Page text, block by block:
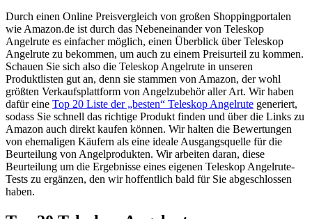
Durch einen Online Preisvergleich von großen Shoppingportalen
wie Amazon.de ist durch das Nebeneinander von Teleskop
Angelrute es einfacher möglich, einen Überblick über Teleskop
Angelrute zu bekommen, um auch zu einem Preisurteil zu kommen.
Schauen Sie sich also die Teleskop Angelrute in unseren
Produktlisten gut an, denn sie stammen von Amazon, der wohl
größten Verkaufsplattform von Angelzubehör aller Art. Wir haben
dafür eine Top 20 Liste der „besten“ Teleskop Angelrute generiert,
sodass Sie schnell das richtige Produkt finden und über die Links zu
Amazon auch direkt kaufen können. Wir halten die Bewertungen
von ehemaligen Käufern als eine ideale Ausgangsquelle für die
Beurteilung von Angelprodukten. Wir arbeiten daran, diese
Beurteilung um die Ergebnisse eines eigenen Teleskop Angelrute-
Tests zu ergänzen, den wir hoffentlich bald für Sie abgeschlossen
haben.